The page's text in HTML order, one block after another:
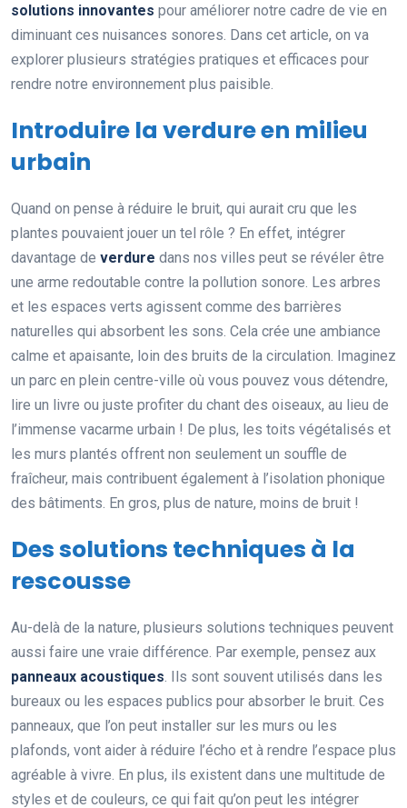
solutions innovantes pour améliorer notre cadre de vie en
diminuant ces nuisances sonores. Dans cet article, on va
explorer plusieurs stratégies pratiques et efficaces pour
rendre notre environnement plus paisible.
Introduire la verdure en milieu
urbain
Quand on pense à réduire le bruit, qui aurait cru que les
plantes pouvaient jouer un tel rôle ? En effet, intégrer
davantage de verdure dans nos villes peut se révéler être
une arme redoutable contre la pollution sonore. Les arbres
et les espaces verts agissent comme des barrières
naturelles qui absorbent les sons. Cela crée une ambiance
calme et apaisante, loin des bruits de la circulation. Imaginez
un parc en plein centre-ville où vous pouvez vous détendre,
lire un livre ou juste profiter du chant des oiseaux, au lieu de
l’immense vacarme urbain ! De plus, les toits végétalisés et
les murs plantés offrent non seulement un souffle de
fraîcheur, mais contribuent également à l’isolation phonique
des bâtiments. En gros, plus de nature, moins de bruit !
Des solutions techniques à la
rescousse
Au-delà de la nature, plusieurs solutions techniques peuvent
aussi faire une vraie différence. Par exemple, pensez aux
panneaux acoustiques . Ils sont souvent utilisés dans les
bureaux ou les espaces publics pour absorber le bruit. Ces
panneaux, que l’on peut installer sur les murs ou les
plafonds, vont aider à réduire l’écho et à rendre l’espace plus
agréable à vivre. En plus, ils existent dans une multitude de
styles et de couleurs, ce qui fait qu’on peut les intégrer